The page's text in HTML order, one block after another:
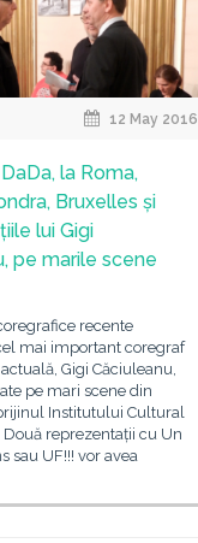
12 May 2016
la Roma,
Bruxelles și
lui Gigi
pe marile scene
recente
mai important coregraf
Gigi Căciuleanu,
pe mari scene din
Institutului Cultural
Două reprezentații cu Un
sau UF!!! vor avea